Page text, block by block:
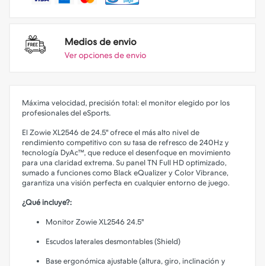
Medios de envio
Ver opciones de envio
Máxima velocidad, precisión total: el monitor elegido por los
profesionales del eSports.
El Zowie XL2546 de 24.5'' ofrece el más alto nivel de
rendimiento competitivo con su tasa de refresco de 240Hz y
tecnología DyAc™, que reduce el desenfoque en movimiento
para una claridad extrema. Su panel TN Full HD optimizado,
sumado a funciones como Black eQualizer y Color Vibrance,
garantiza una visión perfecta en cualquier entorno de juego.
¿Qué incluye?:
Monitor Zowie XL2546 24.5''
Escudos laterales desmontables (Shield)
Base ergonómica ajustable (altura, giro, inclinación y